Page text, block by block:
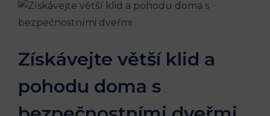
Získávejte větší klid a
pohodu doma s